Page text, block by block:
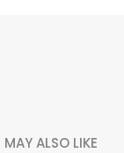
MAY ALSO LIKE